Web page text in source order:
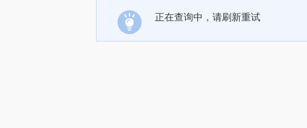
正在查询中，请刷新重试